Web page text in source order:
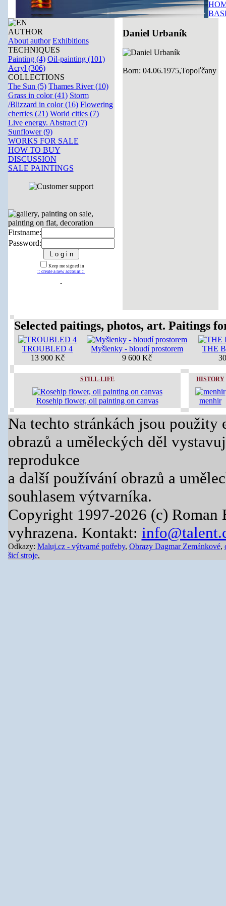
AUTHOR
About author Exhibitions
TECHNIQUES
Painting (4) Oil-painting (101)
Acryl (306)
COLLECTIONS
The Sun (5) Thames River (10)
Grass in color (41) Storm
/Blizzard in color (16) Flowering
cherries (21) World cities (7)
Live energy. Abstract (7)
Sunflower (9)
WORKS FOR SALE
HOW TO BUY
DISCUSSION
SALE PAINTINGS
Firstname:
Password:
Keep me signed in
:: create a new account ::
Daniel Urbaník
Born: 04.06.1975,Topoľčany
Selected paitings, photos, art. Paitings
TROUBLED 4
13 900 Kč
Myšlenky - bloudí prostorem
9 600 Kč
THE
STILL-LIFE
Rosehip flower, oil painting on canvas
HISTORY
menhir
Na techto stránkách jsou
obrazů a uměleckých děl
reprodukce
a další používání obrazů a
souhlasem výtvarníka.
Copyright 1997-2026 (c) Roman
vyhrazena. Kontakt:
Odkazy: Maluj.cz - výtvarné potřeby, Obrazy Dagmar Zemánkové,
šicí stroje,